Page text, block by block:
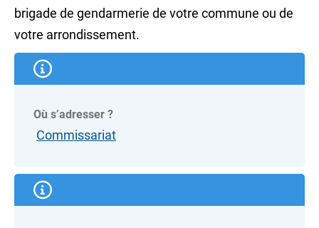
brigade de gendarmerie de votre commune ou de
votre arrondissement.
Où s’adresser ?
Commissariat